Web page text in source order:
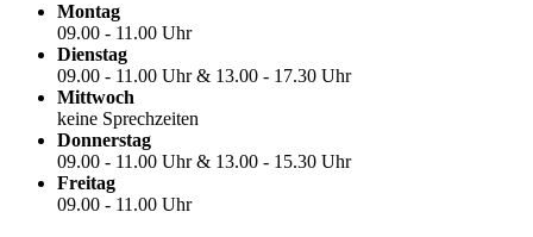
Montag
09.00 - 11.00 Uhr
Dienstag
09.00 - 11.00 Uhr & 13.00 - 17.30 Uhr
Mittwoch
keine Sprechzeiten
Donnerstag
09.00 - 11.00 Uhr & 13.00 - 15.30 Uhr
Freitag
09.00 - 11.00 Uhr